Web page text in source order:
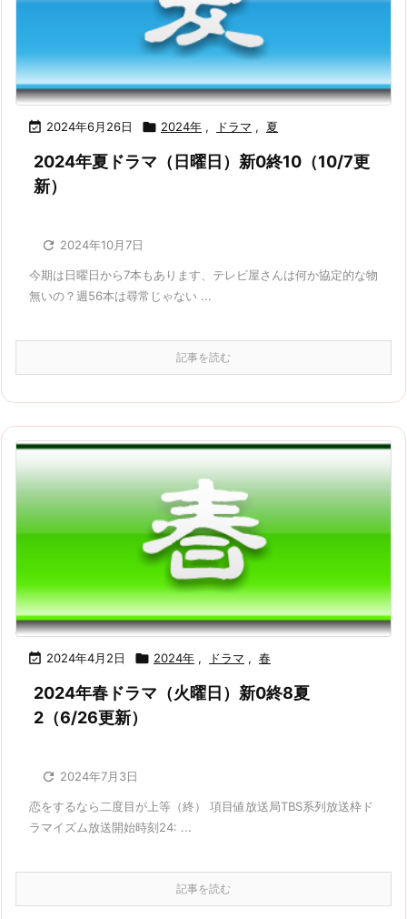
 2024年6月26日  2024年 , ドラマ , 夏
2024年夏ドラマ（日曜日）新0終10（10/7更
新）
 2024年10月7日
今期は日曜日から7本もあります、テレビ屋さんは何か協定的な物
無いの？週56本は尋常じゃない ...
記事を読む
 2024年4月2日  2024年 , ドラマ , 春
2024年春ドラマ（火曜日）新0終8夏
2（6/26更新）
 2024年7月3日
恋をするなら二度目が上等（終） 項目値放送局TBS系列放送枠ド
ラマイズム放送開始時刻24: ...
記事を読む